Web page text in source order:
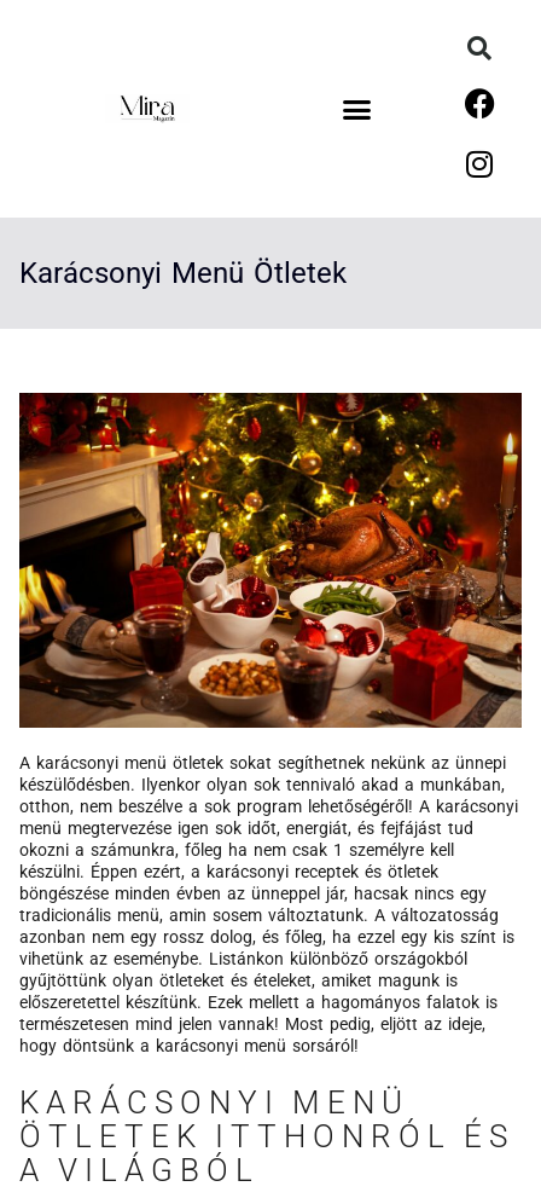
Karácsonyi Menü Ötletek
A karácsonyi menü ötletek sokat segíthetnek nekünk az ünnepi
készülődésben. Ilyenkor olyan sok tennivaló akad a munkában,
otthon, nem beszélve a sok program lehetőségéről! A karácsonyi
menü megtervezése igen sok időt, energiát, és fejfájást tud
okozni a számunkra, főleg ha nem csak 1 személyre kell
készülni. Éppen ezért, a karácsonyi receptek és ötletek
böngészése minden évben az ünneppel jár, hacsak nincs egy
tradicionális menü, amin sosem változtatunk. A változatosság
azonban nem egy rossz dolog, és főleg, ha ezzel egy kis színt is
vihetünk az eseménybe. Listánkon különböző országokból
gyűjtöttünk olyan ötleteket és ételeket, amiket magunk is
előszeretettel készítünk. Ezek mellett a hagományos falatok is
természetesen mind jelen vannak! Most pedig, eljött az ideje,
hogy döntsünk a karácsonyi menü sorsáról!
KARÁCSONYI MENÜ
ÖTLETEK ITTHONRÓL ÉS
A VILÁGBÓL